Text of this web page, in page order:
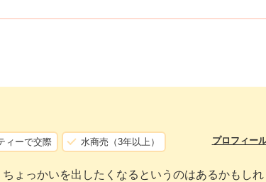
ィーで交際 水商売（3年以上） プロフィー
ょっかいを出したくなるというのはあるかもし